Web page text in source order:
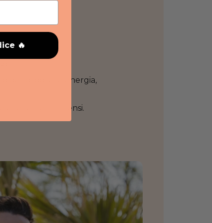
per produrre energia,
allenamenti intensi.
🔥